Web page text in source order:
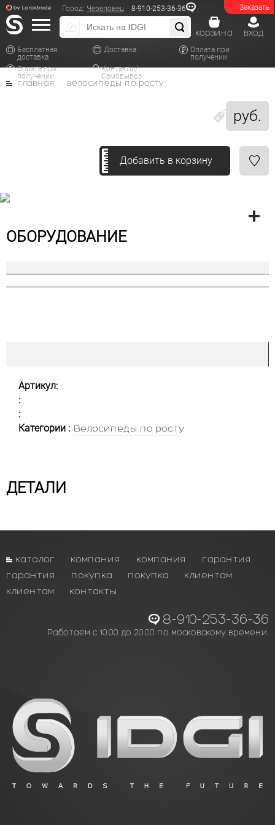
Заказать
Город: Череповец 8-910-253-36-36
Бесплатная
доставка
Доставка
Оплата при
получении
Оплата при
получении
Контакты/
Самовывоз
вход
корзина
руб.
главная велосипеды по росту
Добавить в корзину
ОБОРУДОВАНИЕ
Артикул:
:
:
Категории : Велосипеды по росту
ДЕТАЛИ
каталог компания компания
гарантия
гарантия
покупка покупка
клиентам
клиентам
контакты
8-910-253-36-36
Работаем с 10.00 до 20.00 по московскому времени.